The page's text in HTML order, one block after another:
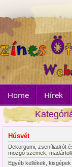
Home Hírek
Húsvét
Dekorgumi, zseníliadrót
mozgó szemek,
Egyéb kellékek, kisgépek